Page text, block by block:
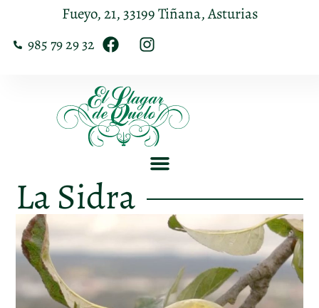
Fueyo, 21, 33199 Tiñana, Asturias
985 79 29 32
La Sidra